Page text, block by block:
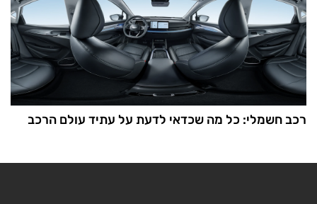
רכב חשמלי: כל מה שכדאי לדעת על עתיד עולם הרכב